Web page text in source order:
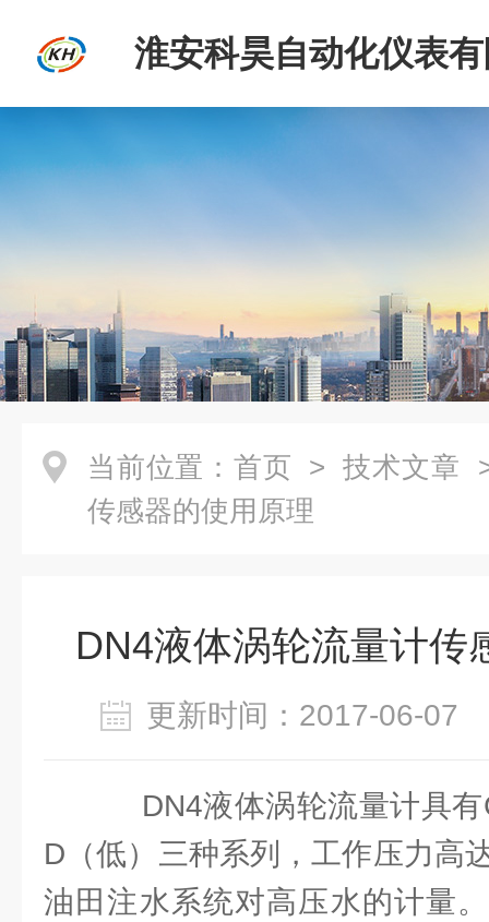
淮安科昊自动化仪表
当前位置： 首页 > 技术文章
传感器的使用原理
DN4液体涡轮流量计传
更新时间：2017-06-
DN4液体涡轮流量计具有
D（低）三种系列，工作压力高
油田注水系统对高压水的计量